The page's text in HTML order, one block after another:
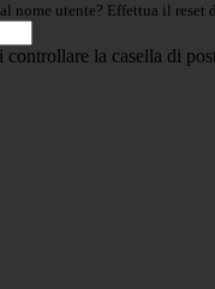
nome utente? Effettua il reset
la casella di